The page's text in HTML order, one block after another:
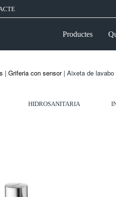
Productes
| Griferia con sensor| Aixeta de lavabo
HIDROSANITARIA